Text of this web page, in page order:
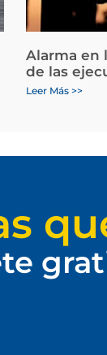
Alarma en
de las
Leer Más >>